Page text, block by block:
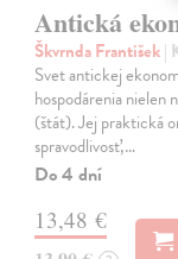
Antická
Škvrnda František|
Svet antickej
hospodárenia nielen
(štát). Jej praktická
spravodlivosť,…
Do 4 dní
13,48 €